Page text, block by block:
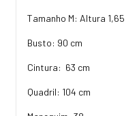
Tamanho M: Altura 1,65
Busto: 90 cm
Cintura: 63 cm
Quadril: 104 cm